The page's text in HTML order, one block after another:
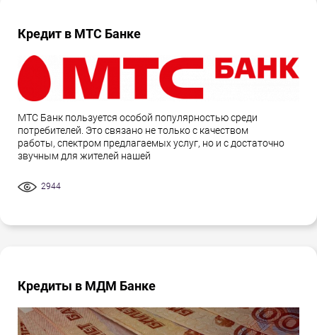
Кредит в МТС Банке
МТС Банк пользуется особой популярностью среди
потребителей. Это связано не только с качеством
работы, спектром предлагаемых услуг, но и с достаточно
звучным для жителей нашей
2944
Кредиты в МДМ Банке